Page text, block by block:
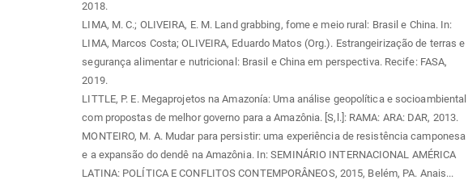
2018.
LIMA, M. C.; OLIVEIRA, E. M. Land grabbing, fome e meio rural: Brasil e China. In:
LIMA, Marcos Costa; OLIVEIRA, Eduardo Matos (Org.). Estrangeirização de terras e
segurança alimentar e nutricional: Brasil e China em perspectiva. Recife: FASA,
2019.
LITTLE, P. E. Megaprojetos na Amazonía: Uma análise geopolítica e socioambiental
com propostas de melhor governo para a Amazônia. [S,l.]: RAMA: ARA: DAR, 2013.
MONTEIRO, M. A. Mudar para persistir: uma experiência de resistência camponesa
e a expansão do dendê na Amazônia. In: SEMINÁRIO INTERNACIONAL AMÉRICA
LATINA: POLÍTICA E CONFLITOS CONTEMPORÂNEOS, 2015, Belém, PA. Anais...